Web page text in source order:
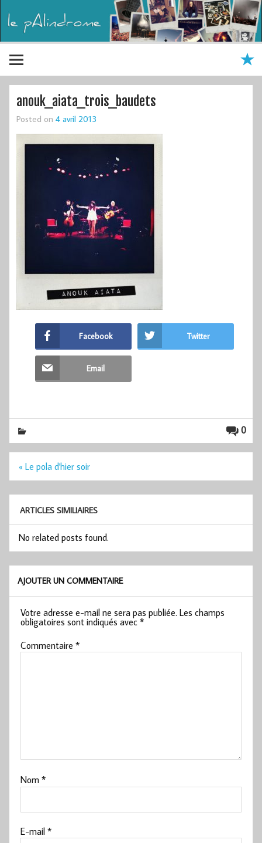
anouk_aiata_trois_baudets
Posted on 4 avril 2013
Facebook Twitter
Email
0
Navigation
« Le pola d'hier soir
ARTICLES SIMILIAIRES
No related posts found.
AJOUTER UN COMMENTAIRE
Votre adresse e-mail ne sera pas publiée. Les champs
obligatoires sont indiqués avec*
Commentaire*
Nom*
E-mail*